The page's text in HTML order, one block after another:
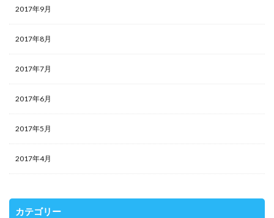
2017年9月
2017年8月
2017年7月
2017年6月
2017年5月
2017年4月
カテゴリー